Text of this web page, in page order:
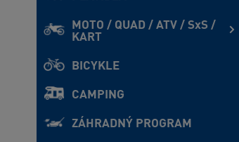
MOTO / QUAD / ATV / SxS /
KART
BICYKLE
CAMPING
ZÁHRADNÝ PROGRAM